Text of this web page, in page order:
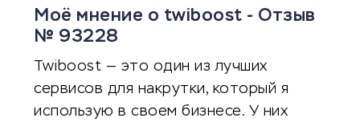
Моё мнение о twiboost - Отзыв
№ 93228
Twiboost — это один из лучших
сервисов для накрутки, который я
использую в своем бизнесе. У них